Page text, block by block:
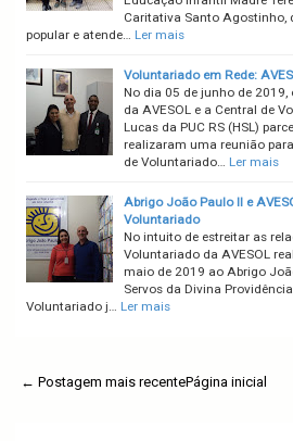
Caritativa Santo Agostinho,
popular e atende… Ler mais
Voluntariado em Rede:
No dia 05 de junho de
da AVESOL e a Central de
Lucas da PUC RS (HSL)
realizaram uma reunião
de Voluntariado… Ler mais
Abrigo João Paulo II e
Voluntariado
No intuito de estreitar as
Voluntariado da AVESOL
maio de 2019 ao Abrigo
Servos da Divina
Voluntariado j… Ler mais
← Postagem mais recentePágina inicial